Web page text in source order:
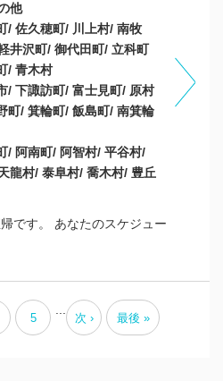
他
/ 佐久穂町/ 川上村/ 南牧
井沢町/ 御代田町/ 立科町
/ 青木村
/ 下諏訪町/ 富士見町/ 原村
町/ 箕輪町/ 飯島町/ 南箕輪
/ 阿南町/ 阿智村/ 平谷村/
龍村/ 泰阜村/ 喬木村/ 豊丘
です。 あなたのスケジュー
5 次 › 最後 »